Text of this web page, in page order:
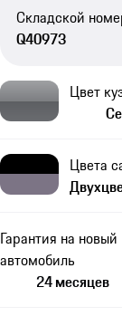
Складской
Q40973
Цвет
Цвета
Гарантия на новый
автомобиль
24 месяцев